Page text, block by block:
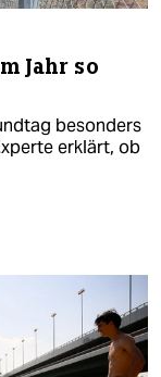
Jahr so
besonders
erklärt, ob